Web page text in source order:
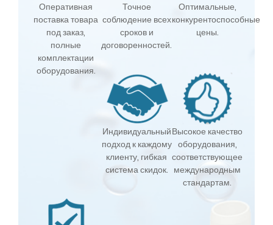
Оперативная
поставка товара
под заказ,
полные
комплектации
оборудования.
Точное
соблюдение всех
сроков и
договоренностей.
Оптимальные,
конкурентоспособные
цены.
Индивидуальный
подход к каждому
клиенту, гибкая
система скидок.
Высокое качество
оборудования,
соответствующее
международным
стандартам.